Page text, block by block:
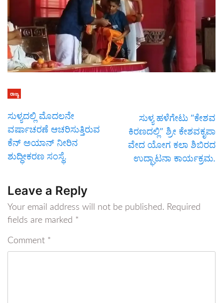
ರಾಜ್ಯ
ಸುಳ್ಯದಲ್ಲಿ ಮೊದಲನೇ
ವರ್ಷಾಚರಣೆ ಆಚರಿಸುತ್ತಿರುವ
ಕೆನ್ ಅಯಾನ್ ನೀರಿನ
ಶುದ್ಧೀಕರಣ ಸಂಸ್ಥೆ.
ಸುಳ್ಯ ಹಳೆಗೇಟು “ಕೇಶವ
ಕಿರಣದಲ್ಲಿ” ಶ್ರೀ ಕೇಶವಕೃಪಾ
ವೇದ ಯೋಗ ಕಲಾ ಶಿಬಿರದ
ಉದ್ಘಾಟನಾ ಕಾರ್ಯಕ್ರಮ.
Leave a Reply
Your email address will not be published. Required
fields are marked *
Comment *